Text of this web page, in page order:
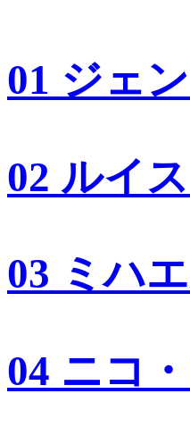
01 ジェ
02 ルイ
03 ミハ
04 ニコ